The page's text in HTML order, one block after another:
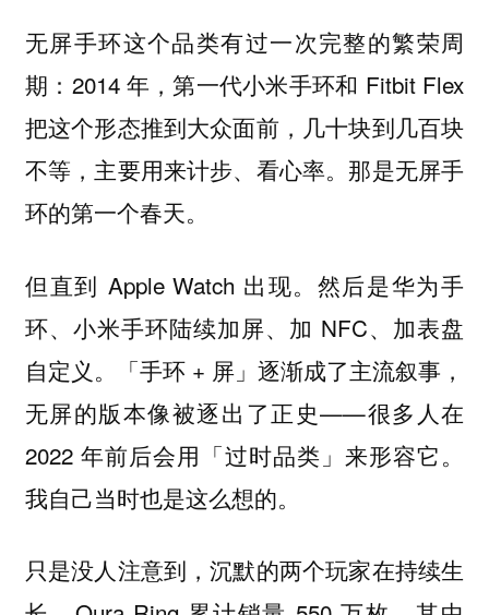
无屏手环这个品类有过一次完整的繁荣周
期：2014 年，第一代小米手环和 Fitbit Flex
把这个形态推到大众面前，几十块到几百块
不等，主要用来计步、看心率。那是无屏手
环的第一个春天。
但直到 Apple Watch 出现。然后是华为手
环、小米手环陆续加屏、加 NFC、加表盘
自定义。「手环 + 屏」逐渐成了主流叙事，
无屏的版本像被逐出了正史——很多人在
2022 年前后会用「过时品类」来形容它。
我自己当时也是这么想的。
只是没人注意到，沉默的两个玩家在持续生